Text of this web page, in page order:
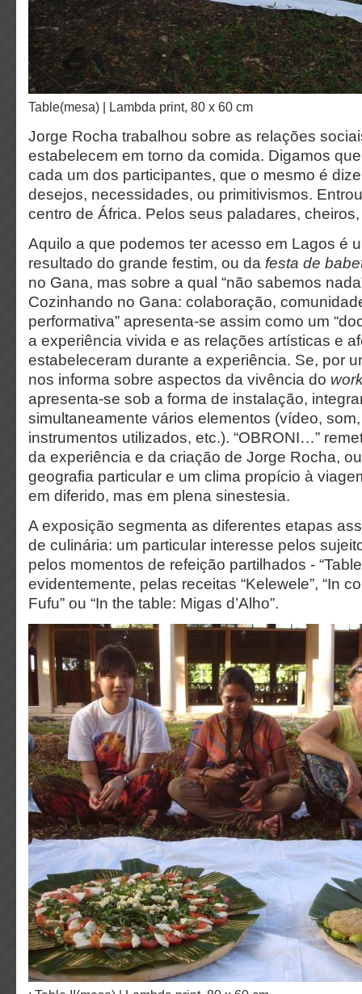
Table(mesa) | Lambda print, 80 x 60 cm
Jorge Rocha trabalhou sobre as relações
estabelecem em torno da comida. Digamos
cada um dos participantes, que o mesmo é
desejos, necessidades, ou primitivismos.
centro de África. Pelos seus paladares,
Aquilo a que podemos ter acesso em Lagos é
resultado do grande festim, ou da festa de
no Gana, mas sobre a qual “não sabemos
Cozinhando no Gana: colaboração,
performativa” apresenta-se assim como um
a experiência vivida e as relações artísticas e
estabeleceram durante a experiência. Se, por
nos informa sobre aspectos da vivência do
apresenta-se sob a forma de instalação,
simultaneamente vários elementos (vídeo,
instrumentos utilizados, etc.). “OBRONI…”
da experiência e da criação de Jorge Rocha,
geografia particular e um clima propício à
em diferido, mas em plena sinestesia.
A exposição segmenta as diferentes etapas
de culinária: um particular interesse pelos
pelos momentos de refeição partilhados -
evidentemente, pelas receitas “Kelewele”, “In
Fufu” ou “In the table: Migas d’Alho”.